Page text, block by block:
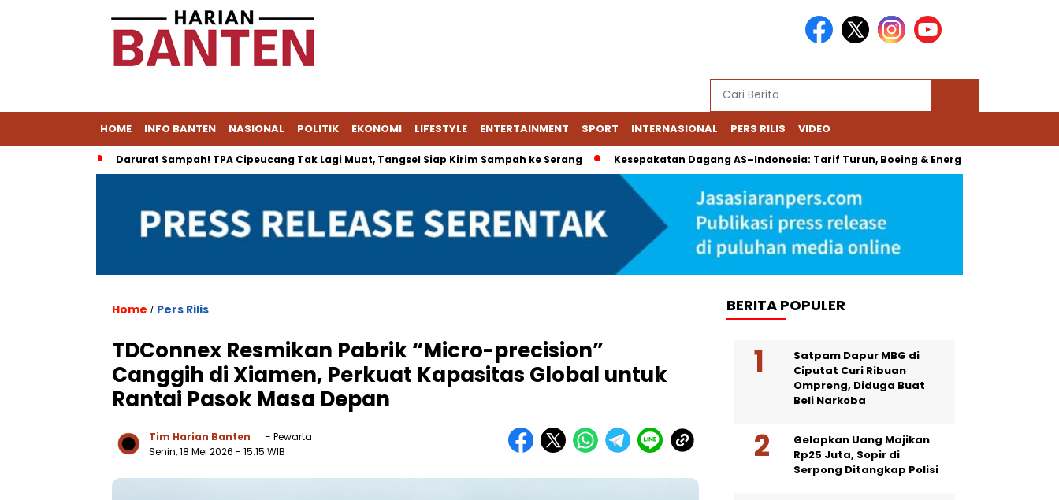
HOME INFO BANTEN NASIONAL POLITIK EKONOMI LIFESTYLE ENTERTAINMENT SPORT INTERNASIONAL PERS RILIS VIDEO
Darurat Sampah! TPA Cipeucang Tak Lagi Muat, Tangsel Siap Kirim Sampah ke Serang Kesepakatan Dagang AS–Indonesia: Tarif Turun, Boeing & Energi Jadi Sorotan
Home / Pers Rilis
TDConnex Resmikan Pabrik “Micro-precision”
Canggih di Xiamen, Perkuat Kapasitas Global untuk
Rantai Pasok Masa Depan
Tim Harian Banten
- Pewarta
Senin, 18 Mei 2026 - 15:15 WIB
BERITA POPULER
Satpam Dapur MBG di
Ciputat Curi Ribuan
Ompreng, Diduga Buat
Beli Narkoba
Gelapkan Uang Majikan
Rp25 Juta, Sopir di
Serpong Ditangkap Polisi